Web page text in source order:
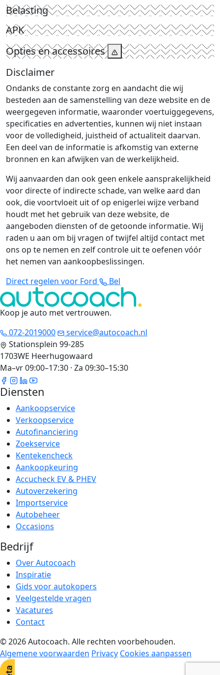
Belasting
APK
Opties en accessoires
Disclaimer
Ondanks de constante zorg en aandacht die wij
besteden aan de samenstelling van deze website en de
weergegeven informatie, waaronder voertuiggegevens,
specificaties en advertenties, kunnen wij niet instaan
voor de volledigheid, juistheid of actualiteit daarvan.
Een deel van de informatie is afkomstig van externe
bronnen en kan afwijken van de werkelijkheid.
Wij aanvaarden dan ook geen enkele aansprakelijkheid
voor directe of indirecte schade, van welke aard dan
ook, die voortvloeit uit of op enigerlei wijze verband
houdt met het gebruik van deze website, de
aangeboden diensten of de getoonde informatie. Wij
raden u aan om bij vragen of twijfel altijd contact met
ons op te nemen en zelf controle uit te oefenen vóór
het nemen van aankoopbeslissingen.
Direct regelen voor Ford
Bel
Koop je auto met vertrouwen.
072-2019000
service@autocoach.nl
Stationsplein 99-285
1703WE Heerhugowaard
Ma–vr 09:00–17:30 · Za 09:30–15:30
Diensten
Aankoopservice
Verkoopservice
Autofinanciering
Zoekservice
Kentekencheck
Aankoopkeuring
Accucheck EV & PHEV
Autoverzekering
Importservice
Autobeheer
Occasions
Bedrijf
Over Autocoach
Inspiratie
Gids voor autokopers
Veelgestelde vragen
Vacatures
Contact
© 2026 Autocoach. Alle rechten voorbehouden.
Algemene voorwaarden Privacy Cookies aanpassen